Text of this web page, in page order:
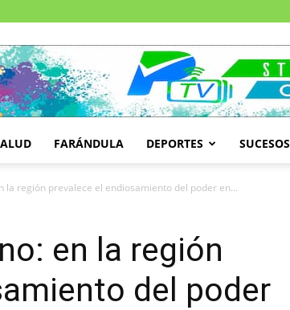
FARÁNDULA DEPORTES SUCESOS
la región prevalece el endiosamiento del poder en...
en la región
del poder